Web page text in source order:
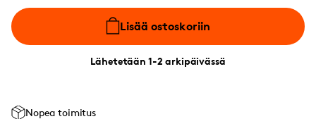
Lisää ostoskoriin
Lähetetään 1-2 arkipäivässä
Nopea toimitus